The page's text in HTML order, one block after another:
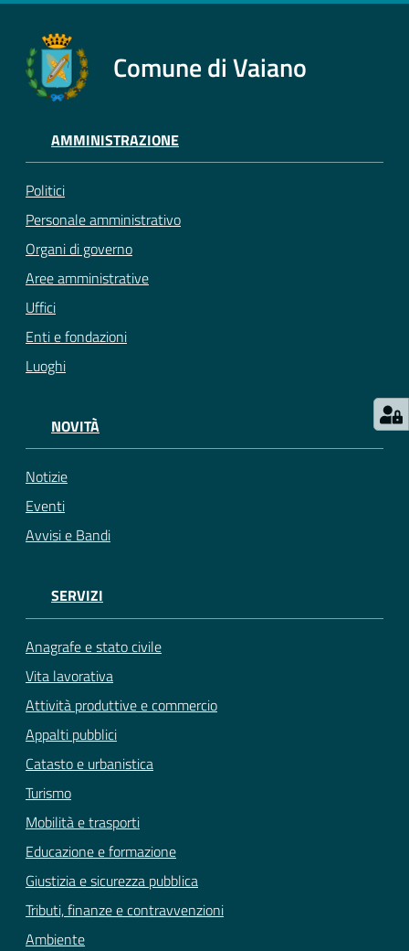
Comune di Vaiano
AMMINISTRAZIONE
Politici
Personale amministrativo
Organi di governo
Aree amministrative
Uffici
Enti e fondazioni
Luoghi
NOVITÀ
Notizie
Eventi
Avvisi e Bandi
SERVIZI
Anagrafe e stato civile
Vita lavorativa
Attività produttive e commercio
Appalti pubblici
Catasto e urbanistica
Turismo
Mobilità e trasporti
Educazione e formazione
Giustizia e sicurezza pubblica
Tributi, finanze e contravvenzioni
Ambiente